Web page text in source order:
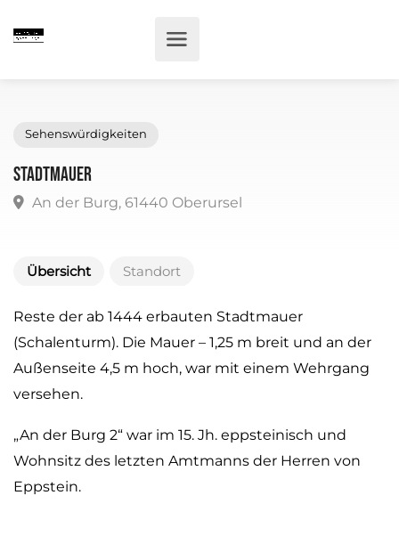
Stadtmauer
Übersicht Standort
Reste der ab 1444 erbauten Stadtmauer
(Schalenturm). Die Mauer – 1,25 m breit und an der
Außenseite 4,5 m hoch, war mit einem Wehrgang
versehen.
„An der Burg 2“ war im 15. Jh. eppsteinisch und
Wohnsitz des letzten Amtmanns der Herren von
Eppstein.